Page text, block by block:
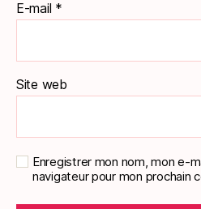
E-mail *
Site web
Enregistrer mon nom, mon e-
navigateur pour mon prochain